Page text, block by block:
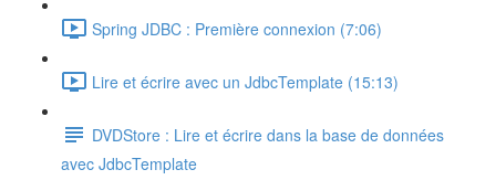
Spring JDBC : Première connexion (7:06)
Lire et écrire avec un JdbcTemplate (15:13)
DVDStore : Lire et écrire dans la base de données
avec JdbcTemplate